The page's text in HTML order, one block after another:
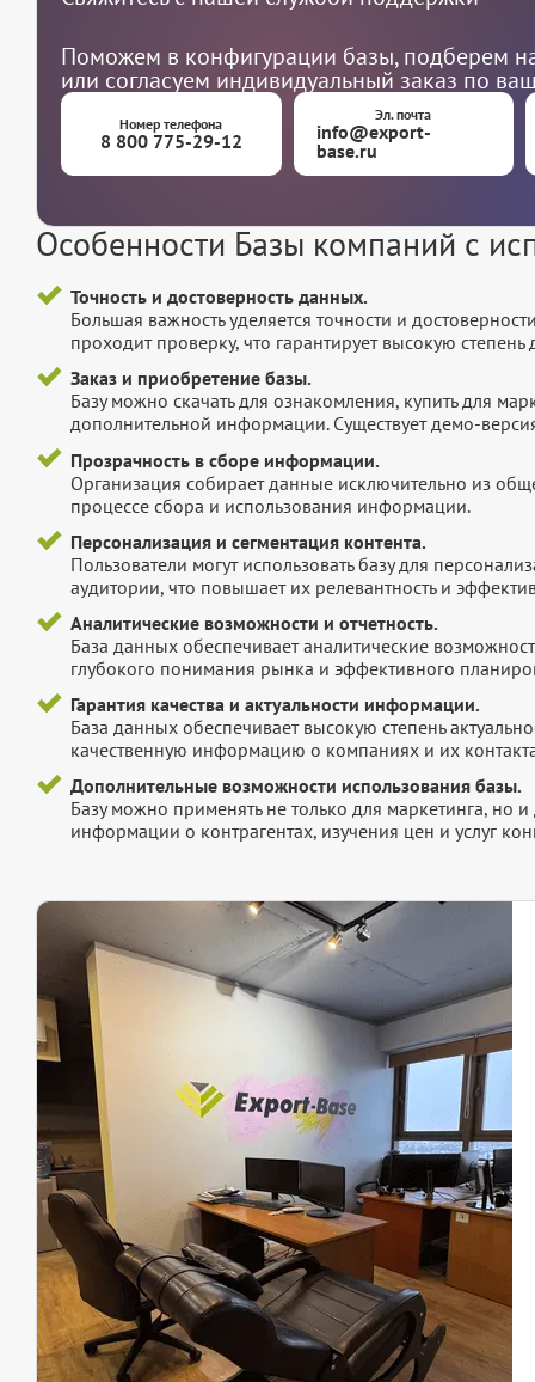
Поможем в конфигурации базы, подберем
или согласуем индивидуальный заказ по
Номер телефона
8 800 775-29-12
Эл. почта
info@export-
base.ru
Особенности Базы компаний с
Точность и достоверность данных.
Большая важность уделяется точности и
проходит проверку, что гарантирует высокую
Заказ и приобретение базы.
Базу можно скачать для ознакомления, купить для
дополнительной информации. Существует демо-
Прозрачность в сборе информации.
Организация собирает данные исключительно из
процессе сбора и использования информации.
Персонализация и сегментация контента.
Пользователи могут использовать базу для
аудитории, что повышает их релевантность и
Аналитические возможности и отчетность.
База данных обеспечивает аналитические
глубокого понимания рынка и эффективного
Гарантия качества и актуальности информации.
База данных обеспечивает высокую степень
качественную информацию о компаниях и их
Дополнительные возможности использования базы.
Базу можно применять не только для маркетинга, но
информации о контрагентах, изучения цен и услуг